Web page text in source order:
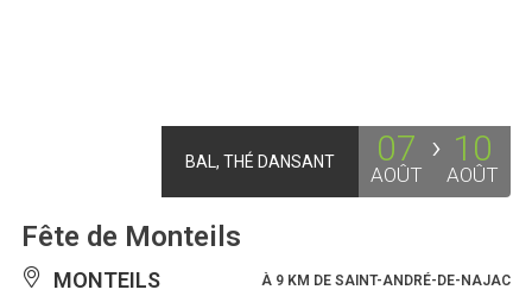
BAL, THÉ DANSANT 07
AOÛT
10
AOÛT
Fête de Monteils
MONTEILS À 9 KM DE SAINT-ANDRÉ-DE-NAJAC